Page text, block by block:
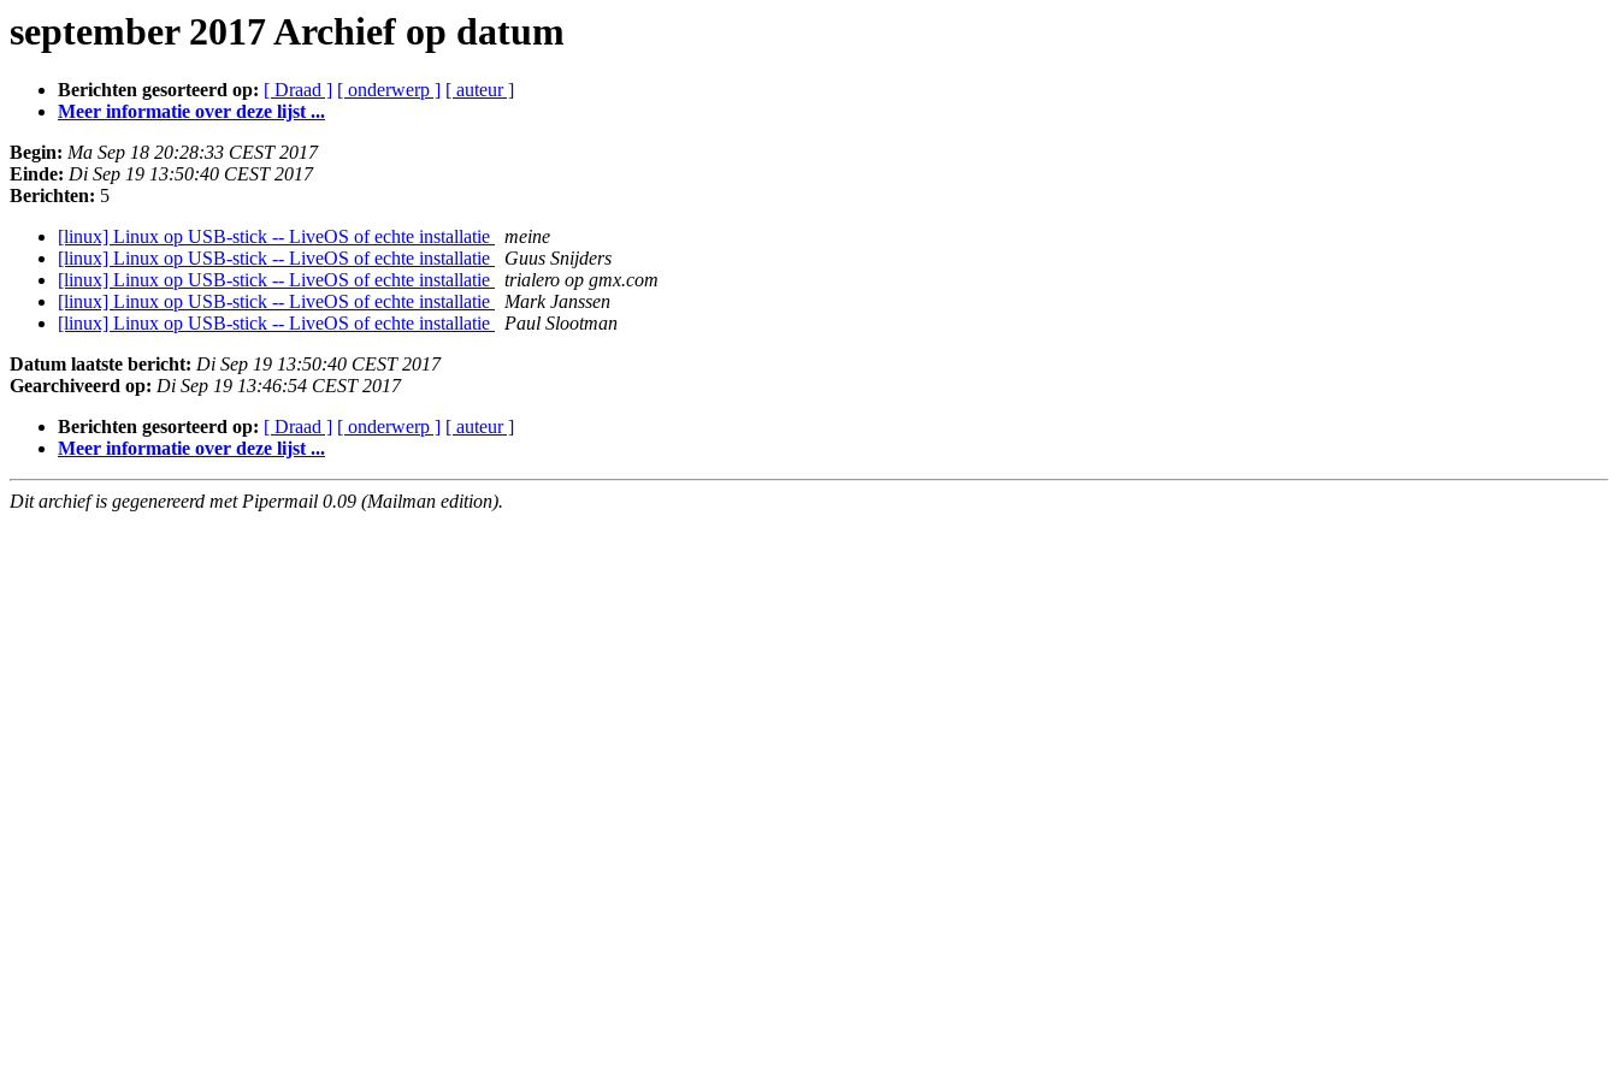
september 2017 Archief op datum
Berichten gesorteerd op: [ Draad ] [ onderwerp ] [ auteur ]
Meer informatie over deze lijst ...
Begin: Ma Sep 18 20:28:33 CEST 2017
Einde: Di Sep 19 13:50:40 CEST 2017
Berichten: 5
[linux] Linux op USB-stick -- LiveOS of echte installatie
meine
[linux] Linux op USB-stick -- LiveOS of echte installatie
Guus Snijders
[linux] Linux op USB-stick -- LiveOS of echte installatie
trialero op gmx.com
[linux] Linux op USB-stick -- LiveOS of echte installatie
Mark Janssen
[linux] Linux op USB-stick -- LiveOS of echte installatie
Paul Slootman
Datum laatste bericht: Di Sep 19 13:50:40 CEST 2017
Gearchiveerd op: Di Sep 19 13:46:54 CEST 2017
Berichten gesorteerd op: [ Draad ] [ onderwerp ] [ auteur ]
Meer informatie over deze lijst ...
Dit archief is gegenereerd met Pipermail 0.09 (Mailman edition).